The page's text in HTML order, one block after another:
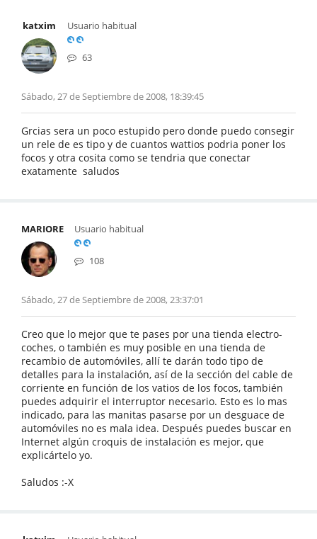
katxim Usuario habitual
63
Sábado, 27 de Septiembre de 2008, 18:39:45
Grcias sera un poco estupido pero donde puedo consegir
un rele de es tipo y de cuantos wattios podria poner los
focos y otra cosita como se tendria que conectar
exatamente saludos
MARIORE Usuario habitual
108
Sábado, 27 de Septiembre de 2008, 23:37:01
Creo que lo mejor que te pases por una tienda electro-
coches, o también es muy posible en una tienda de
recambio de automóviles, allí te darán todo tipo de
detalles para la instalación, así de la sección del cable de
corriente en función de los vatios de los focos, también
puedes adquirir el interruptor necesario. Esto es lo mas
indicado, para las manitas pasarse por un desguace de
automóviles no es mala idea. Después puedes buscar en
Internet algún croquis de instalación es mejor, que
explicártelo yo.
Saludos :-X